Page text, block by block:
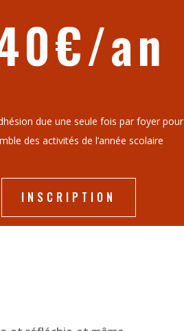
an
due une seule fois par foyer pour
des activités de l’année scolaire
INSCRIPTION